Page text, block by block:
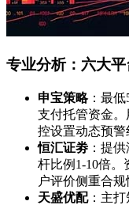
专业分析：六大
申宝策略：最低
支付托管资金
控设置动态预警
恒汇证劵 ：提
杆比例1-10倍。
户评价侧重合规
天盛优配：主打